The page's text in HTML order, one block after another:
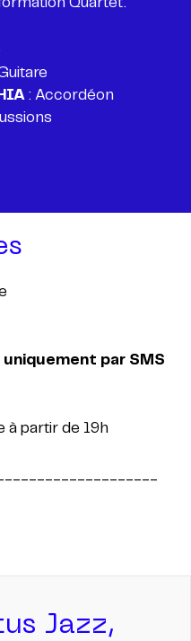
par SMS
à partir de 19h
Jazz,